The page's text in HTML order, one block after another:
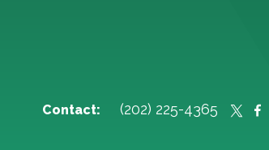
Contact: (202) 225-4365